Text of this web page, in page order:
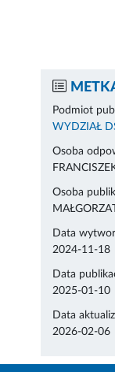
Podmiot
WYDZIAŁ
Osoba
Osoba
Data
2024-11-18
Data
2025-01-10
Data
2026-02-06